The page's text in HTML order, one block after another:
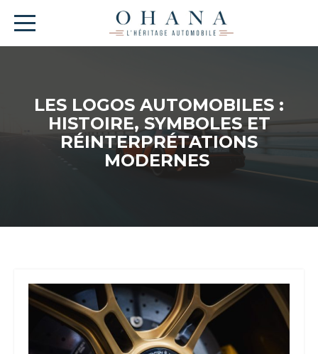
LES LOGOS AUTOMOBILES :
HISTOIRE, SYMBOLES ET
RÉINTERPRÉTATIONS
MODERNES